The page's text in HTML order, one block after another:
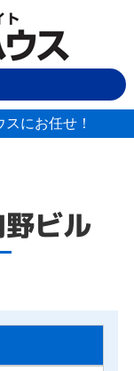
にお任せ！
ビル